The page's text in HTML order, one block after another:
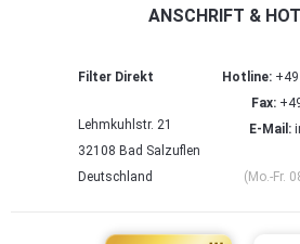
ANSCHRIFT &
Filter Direkt
Lehmkuhlstr. 21
32108 Bad Salzuflen
Deutschland
Hotline:+49
Fax:
E-Mail:
(Mo.-Fr.